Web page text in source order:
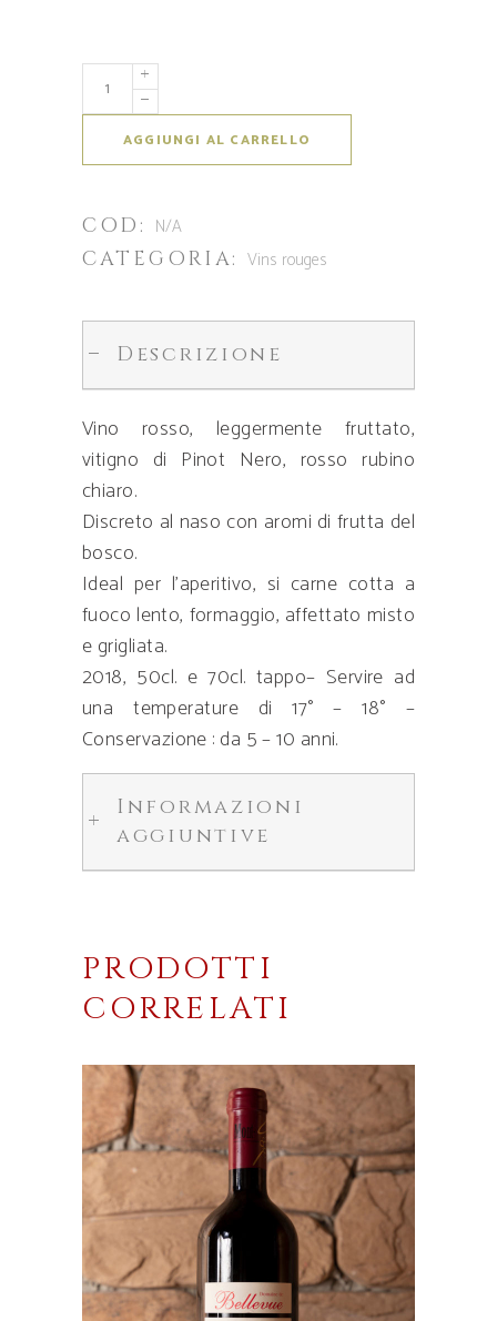
AGGIUNGI AL CARRELLO
COD: N/A
CATEGORIA: Vins rouges
Descrizione
Vino rosso, leggermente fruttato,
vitigno di Pinot Nero, rosso rubino
chiaro.
Discreto al naso con aromi di frutta del
bosco.
Ideal per l’aperitivo, si carne cotta a
fuoco lento, formaggio, affettato misto
e grigliata.
2018, 50cl. e 70cl. tappo– Servire ad
una temperature di 17° – 18° –
Conservazione : da 5 – 10 anni.
Informazioni
aggiuntive
PRODOTTI
CORRELATI